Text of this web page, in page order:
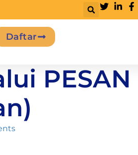
Daftar
PESAN